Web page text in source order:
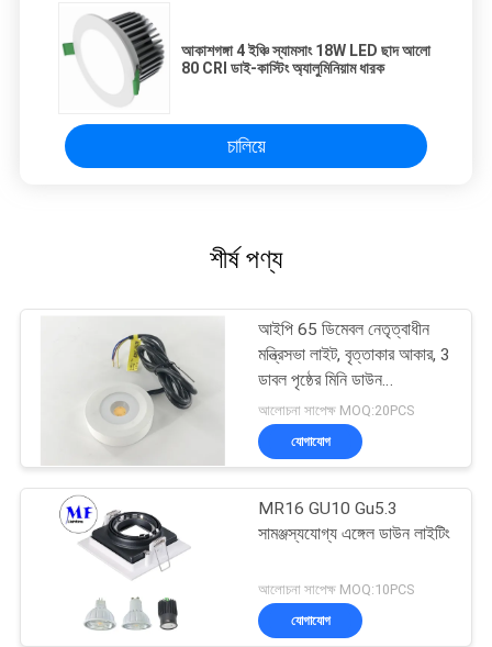
আকাশগঙ্গা 4 ইঞ্চি স্যামসাং 18W LED ছাদ আলো
80 CRI ডাই-কাস্টিং অ্যালুমিনিয়াম ধারক
চালিয়ে
শীর্ষ পণ্য
আইপি 65 ডিমেবল নেতৃত্বাধীন
মন্ত্রিসভা লাইট, বৃত্তাকার আকার, 3
ডাবল পৃষ্ঠের মিনি ডাউন
ডাউনলাইটগুলি মাউন্ট করা হয়েছে
আলোচনা সাপেক্ষ MOQ:20PCS
যোগাযোগ
MR16 GU10 Gu5.3
সামঞ্জস্যযোগ্য এঙ্গেল ডাউন লাইটিং
আলোচনা সাপেক্ষ MOQ:10PCS
যোগাযোগ